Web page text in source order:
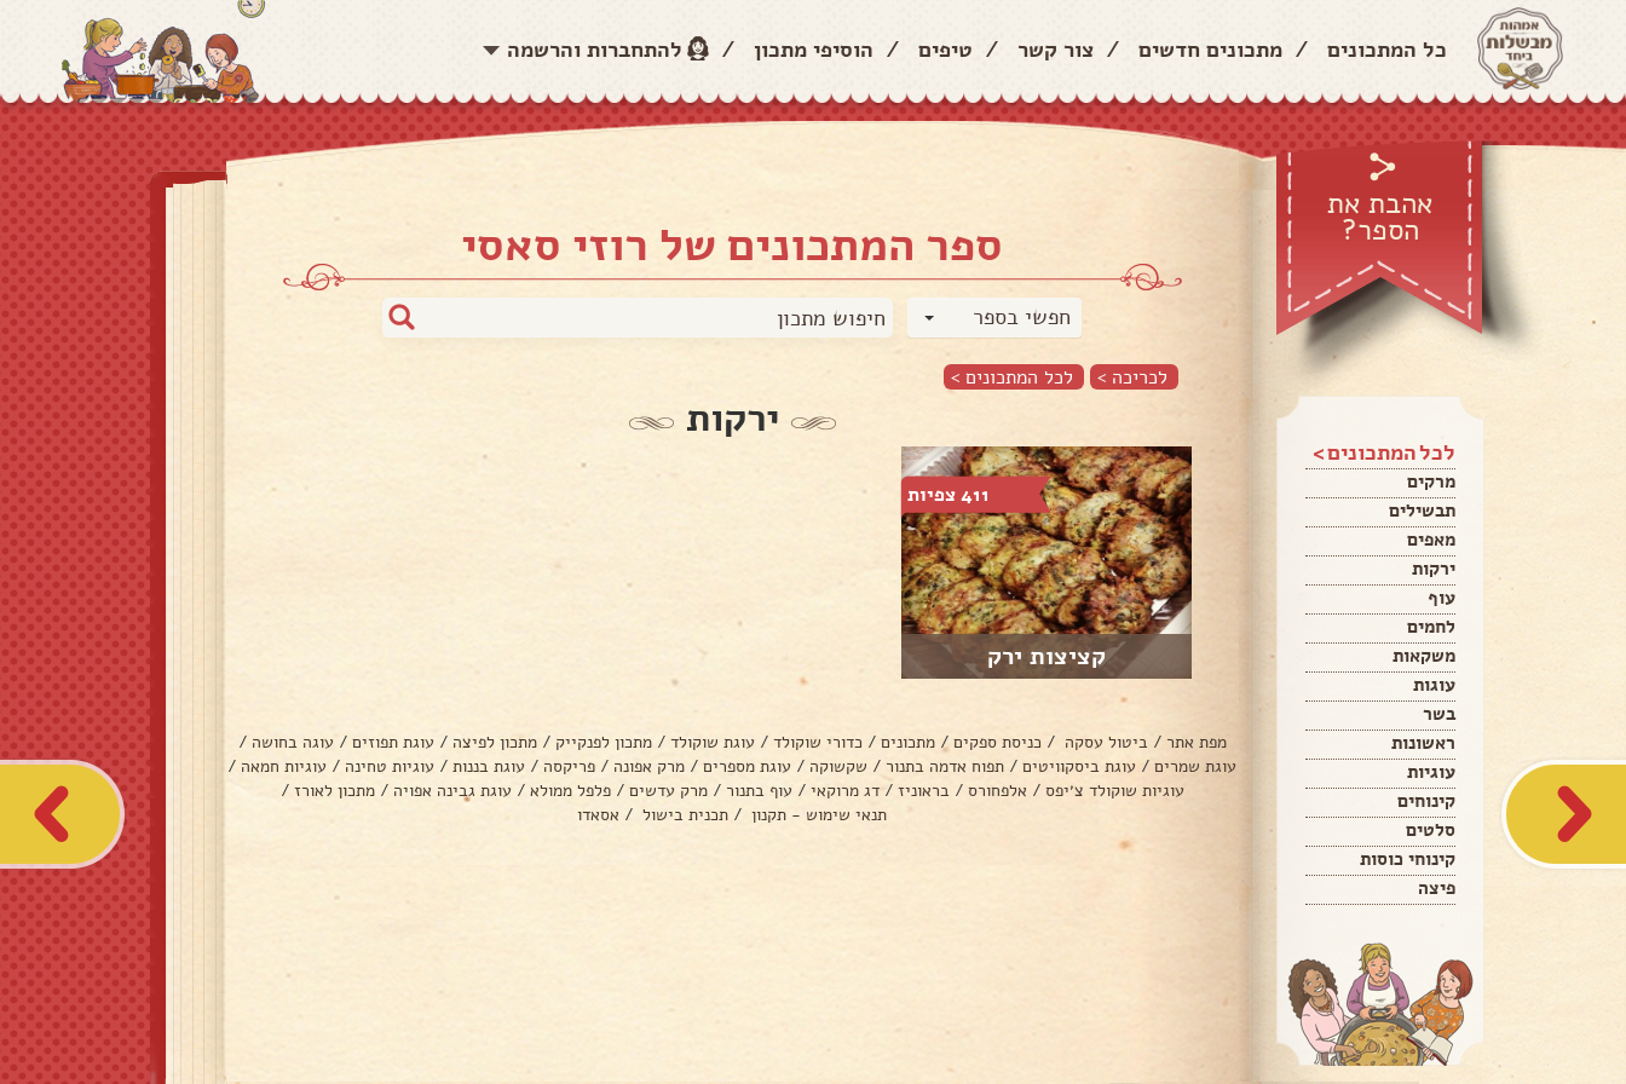
כל המתכונים / מתכונים חדשים / צור קשר / טיפים / הוסיפי מתכון / להתחברות והרשמה
אהבת את
הספר?
לכל המתכונים >
מרקים
תבשילים
מאפים
ירקות
עוף
לחמים
משקאות
עוגות
בשר
ראשונות
עוגיות
קינוחים
סלטים
קינוחי כוסות
פיצה
ספר המתכונים של רוזי סאסי
חפשי בספר
לכריכה > לכל המתכונים >
ירקות
411 צפיות
קציצות ירק
מפת אתר / ביטול עסקה / כניסת ספקים / מתכונים / כדורי שוקולד / עוגת שוקולד / מתכון לפנקייק / מתכון לפיצה / עוגת תפוזים / עוגה בחושה /
עוגת שמרים / עוגת ביסקוויטים / תפוח אדמה בתנור / שקשוקה / עוגת מספרים / מרק אפונה / פריקסה / עוגת בננות / עוגיות טחינה / עוגיות חמאה /
עוגיות שוקולד צ׳יפס / אלפחורס / בראוניז / דג מרוקאי / עוף בתנור / מרק עדשים / פלפל ממולא / עוגת גבינה אפויה / מתכון לאורז /
תנאי שימוש - תקנון / תכנית בישול / אסאדו